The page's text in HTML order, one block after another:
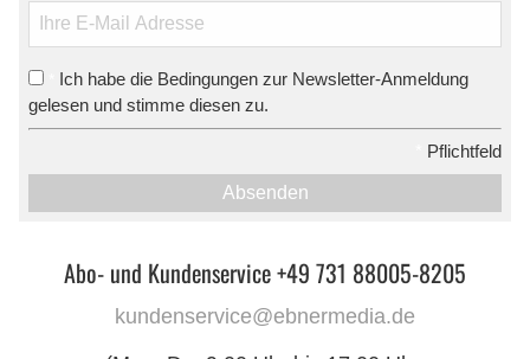
Ich habe die Bedingungen zur Newsletter-Anmeldung
gelesen und stimme diesen zu.
Pflichtfeld
Absenden
Abo- und Kundenservice +49 731 88005-8205
kundenservice@ebnermedia.de